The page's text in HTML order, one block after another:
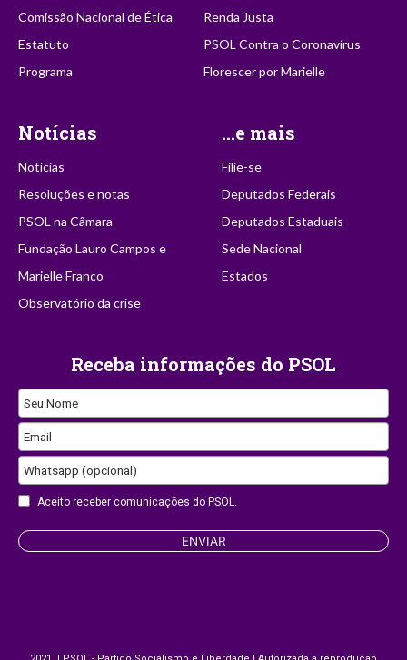
Comissão Nacional de Ética
Estatuto
Programa
Renda Justa
PSOL Contra o Coronavírus
Florescer por Marielle
Notícias
Notícias
Resoluções e notas
PSOL na Câmara
Fundação Lauro Campos e
Marielle Franco
Observatório da crise
...e mais
Filie-se
Deputados Federais
Deputados Estaduais
Sede Nacional
Estados
Receba informações do PSOL
Seu Nome
Email
Email
Whatsapp (opcional)
Aceito receber comunicações do PSOL.
ENVIAR